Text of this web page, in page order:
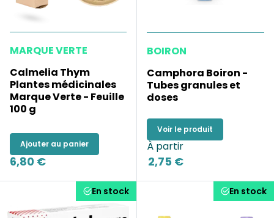
MARQUE VERTE
Calmelia Thym
Plantes médicinales
Marque Verte - Feuille
100 g
Ajouter au panier
6,80 €
BOIRON
Camphora Boiron -
Tubes granules et
doses
Voir le produit
À partir
2,75 €
En stock En stock